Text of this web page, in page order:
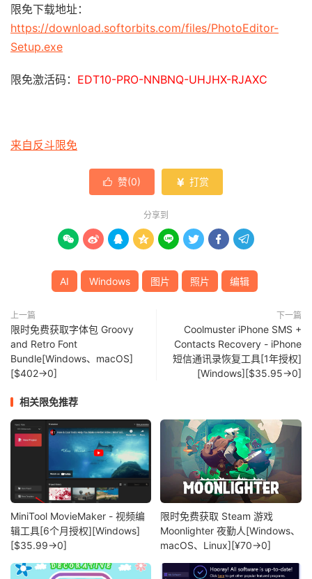
限免下载地址：
https://download.softorbits.com/files/PhotoEditor-
Setup.exe
限免激活码： EDT10-PRO-NNBNQ-UHJHX-RJAXC
来自反斗限免
 赞(0)  打赏
分享到
       
AI Windows 图片 照片 编辑
上一篇
限时免费获取字体包 Groovy
and Retro Font
Bundle[Windows、macOS]
[$402→0]
下一篇
Coolmuster iPhone SMS +
Contacts Recovery - iPhone
短信通讯录恢复工具[1年授权]
[Windows][$35.95→0]
相关限免推荐
MiniTool MovieMaker - 视频编
辑工具[6个月授权][Windows]
[$35.99→0]
限时免费获取 Steam 游戏
Moonlighter 夜勤人[Windows、
macOS、Linux][¥70→0]